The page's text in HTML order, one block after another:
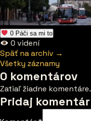
0 Páči sa mi to
0 videní
Späť na archív →
Všetky záznamy
0 komentárov
Zatiaľ žiadne komentáre.
Pridaj komentár